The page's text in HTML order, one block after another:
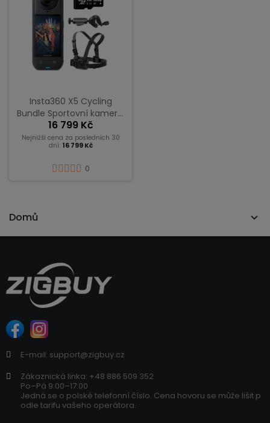
Domů
Insta360 X5 Cycling
Bundle Sportovní kamera,
8K 360° video, snímače
1/1,28″ – půlnoční černá
16 799 Kč
Nejnižší cena za posledních 30
dní: 16 799 Kč
0
E-mail: support@zigbuy.cz
Zákaznická linka: +48 886 509 352
Po–Pá 9:00–17:00
Jedná se o polské telefonní číslo. Cena hovoru se může lišit p
odle tarifu vašeho operátora.